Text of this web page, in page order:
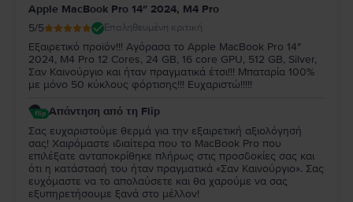
Apple MacBook Pro 14″ 2024, M4 Pro
5/5 Επαληθευμένη κριτική
Εξαιρετικό προϊόν!!! Αγόρασα το Apple MacBook Pro 14″
2024, M4 Pro 12 Cores, 24 GB, 16 core GPU, 512 GB, Silver,
Σαν Καινούργιο και ήταν πραγματικά έτσι!!! Μπαταρία 100%
με μόνο 50 κύκλους φόρτισης!!! Ευχαριστώ!!!!!
Απάντηση από τη Flip
Σας ευχαριστούμε θερμά για την εξαιρετική αξιολόγησή
σας! Χαιρόμαστε ιδιαίτερα που το MacBook Pro που
επιλέξατε ανταποκρίθηκε πλήρως στις προσδοκίες σας και
ότι η κατάστασή του ήταν πραγματικά «Σαν Καινούργιο». Σας
ευχόμαστε να το απολαύσετε και θα χαρούμε να σας
εξυπηρετήσουμε ξανά στο μέλλον!